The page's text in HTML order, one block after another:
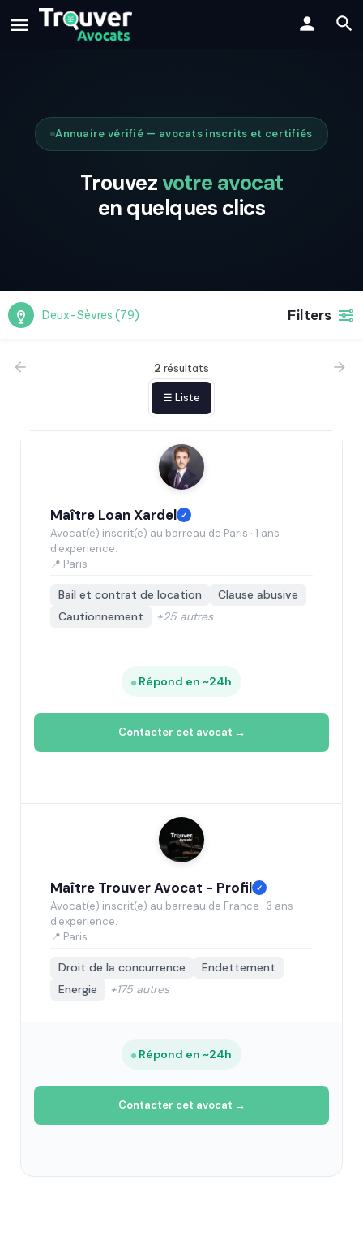
Annuaire vérifié — avocats inscrits et certifiés
Trouvezvotre avocat
en quelques clics
Deux-Sèvres (79) Filters
2 résultats
☰ Liste
Maître Loan Xardel ✓
Avocat(e) inscrit(e) au barreau de Paris · 1 ans
d'experience.
📍 Paris
Bail et contrat de location
Clause abusive
Cautionnement
+25 autres
Répond en ~24h
Contacter cet avocat →
Maître Trouver Avocat - Profil ✓
Avocat(e) inscrit(e) au barreau de France · 3 ans
d'experience.
📍 Paris
Droit de la concurrence
Endettement
Energie
+175 autres
Répond en ~24h
Contacter cet avocat →